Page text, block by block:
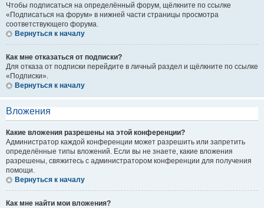
Чтобы подписаться на определённый форум, щёлкните по ссылке
«Подписаться на форум» в нижней части страницы просмотра
соответствующего форума.
Вернуться к началу
Как мне отказаться от подписки?
Для отказа от подписки перейдите в личный раздел и щёлкните по ссылке
«Подписки».
Вернуться к началу
Вложения
Какие вложения разрешены на этой конференции?
Администратор каждой конференции может разрешить или запретить
определённые типы вложений. Если вы не знаете, какие вложения
разрешены, свяжитесь с администратором конференции для получения
помощи.
Вернуться к началу
Как мне найти мои вложения?